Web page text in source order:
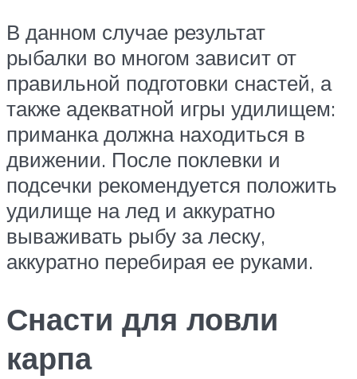
В данном случае результат
рыбалки во многом зависит от
правильной подготовки снастей, а
также адекватной игры удилищем:
приманка должна находиться в
движении. После поклевки и
подсечки рекомендуется положить
удилище на лед и аккуратно
вываживать рыбу за леску,
аккуратно перебирая ее руками.
Снасти для ловли
карпа